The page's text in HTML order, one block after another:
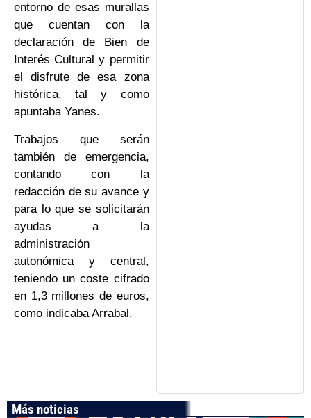
entorno de esas murallas
que cuentan con la
declaración de Bien de
Interés Cultural y permitir
el disfrute de esa zona
histórica, tal y como
apuntaba Yanes.
Trabajos que serán
también de emergencia,
contando con la
redacción de su avance y
para lo que se solicitarán
ayudas a la
administración
autonómica y central,
teniendo un coste cifrado
en 1,3 millones de euros,
como indicaba Arrabal.
Más noticias